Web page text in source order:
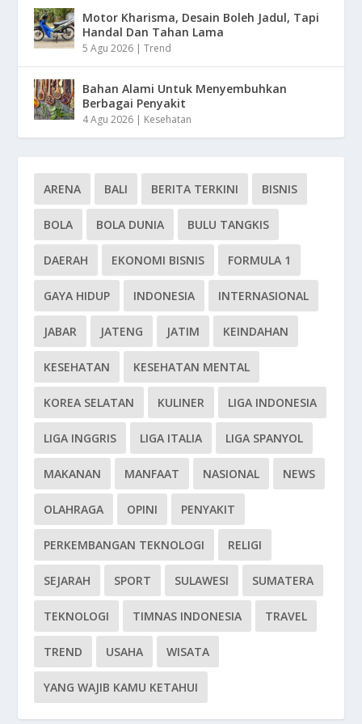
Motor Kharisma, Desain Boleh Jadul, Tapi
Handal Dan Tahan Lama
5 Agu 2026 |Trend
Bahan Alami Untuk Menyembuhkan
Berbagai Penyakit
4 Agu 2026 | Kesehatan
ARENA BALI BERITA TERKINI BISNIS
BOLA BOLA DUNIA BULU TANGKIS
DAERAH EKONOMI BISNIS FORMULA 1
GAYA HIDUP INDONESIA INTERNASIONAL
JABAR JATENG JATIM KEINDAHAN
KESEHATAN KESEHATAN MENTAL
KOREA SELATAN KULINER LIGA INDONESIA
LIGA INGGRIS LIGA ITALIA LIGA SPANYOL
MAKANAN MANFAAT NASIONAL NEWS
OLAHRAGA OPINI PENYAKIT
PERKEMBANGAN TEKNOLOGI RELIGI
SEJARAH SPORT SULAWESI SUMATERA
TEKNOLOGI TIMNAS INDONESIA TRAVEL
TREND USAHA WISATA
YANG WAJIB KAMU KETAHUI